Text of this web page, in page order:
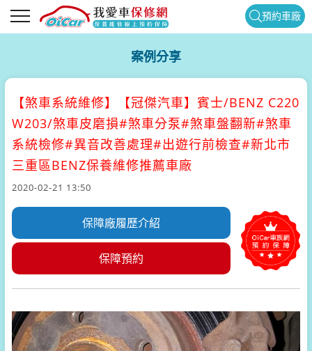
預約車廠
案例分享
【煞車系統維修】
【冠傑汽車】賓士/BENZ C220
W203/煞車皮磨損#煞車分泵#煞車盤翻新#煞車
系統檢修#異音改善處理#出遊行前檢查#新北市
三重區BENZ保養維修推薦車廠
2020-02-21 13:50
保障廠履歷介紹
保障預約